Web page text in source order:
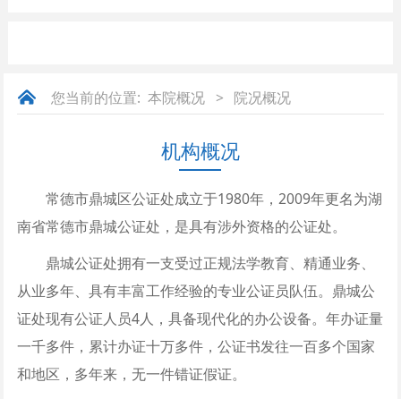
您当前的位置: 本院概况 > 院况概况
机构概况
常德市鼎城区公证处成立于1980年，2009年更名为湖
南省常德市鼎城公证处，是具有涉外资格的公证处。
鼎城公证处拥有一支受过正规法学教育、精通业务、
从业多年、具有丰富工作经验的专业公证员队伍。鼎城公
证处现有公证人员4人，具备现代化的办公设备。年办证量
一千多件，累计办证十万多件，公证书发往一百多个国家
和地区，多年来，无一件错证假证。